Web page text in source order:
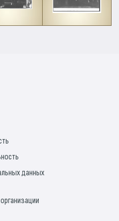
данных